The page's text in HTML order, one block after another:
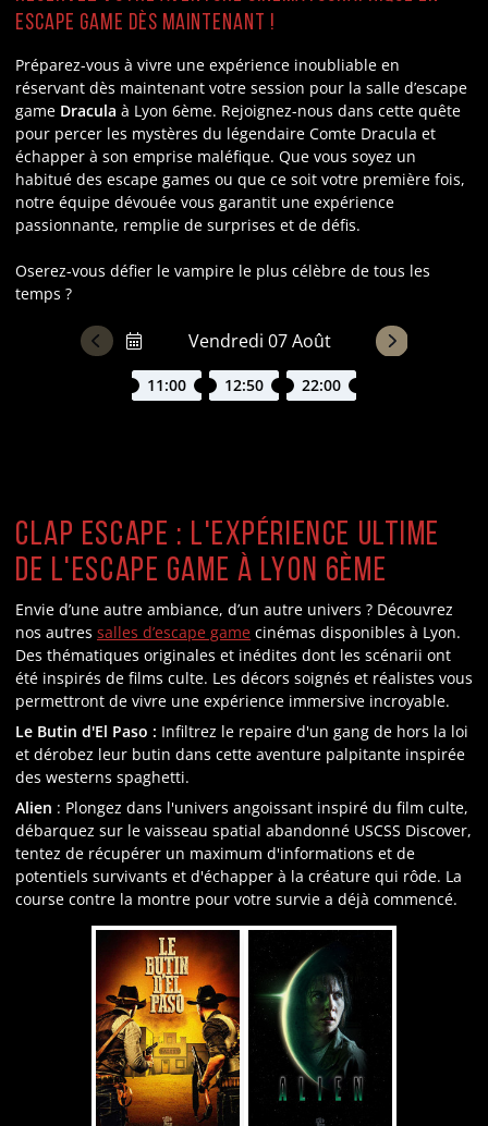
escape game dès maintenant !
Préparez-vous à vivre une expérience inoubliable en
réservant dès maintenant votre session pour la salle d’escape
game Dracula à Lyon 6ème. Rejoignez-nous dans cette quête
pour percer les mystères du légendaire Comte Dracula et
échapper à son emprise maléfique. Que vous soyez un
habitué des escape games ou que ce soit votre première fois,
notre équipe dévouée vous garantit une expérience
passionnante, remplie de surprises et de défis.
Oserez-vous défier le vampire le plus célèbre de tous les
temps ?
11:00 12:50 22:00
Clap Escape : L'Expérience Ultime
de l'Escape Game à Lyon 6ème
Envie d’une autre ambiance, d’un autre univers ? Découvrez
nos autres salles d’escape game cinémas disponibles à Lyon.
Des thématiques originales et inédites dont les scénarii ont
été inspirés de films culte. Les décors soignés et réalistes vous
permettront de vivre une expérience immersive incroyable.
Le Butin d'El Paso : Infiltrez le repaire d'un gang de hors la loi
et dérobez leur butin dans cette aventure palpitante inspirée
des westerns spaghetti.
Alien : Plongez dans l'univers angoissant inspiré du film culte,
débarquez sur le vaisseau spatial abandonné USCSS Discover,
tentez de récupérer un maximum d'informations et de
potentiels survivants et d'échapper à la créature qui rôde. La
course contre la montre pour votre survie a déjà commencé.